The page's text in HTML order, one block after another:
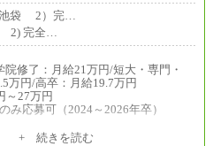
池袋 2）完…
2) 完全…
院修了：月給21万円/短大・専門・
万円/高卒：月給19.7万円
～27万円
み応募可（2024～2026年卒）
～25万円
+ 続きを読む